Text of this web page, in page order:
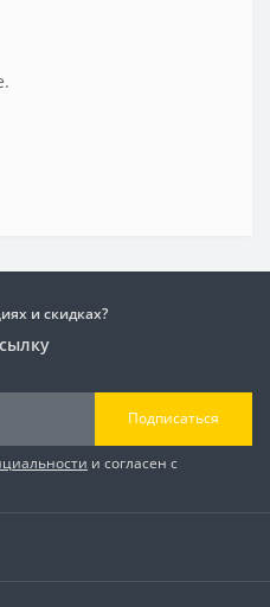
и скидках?
Подписаться
и согласен с